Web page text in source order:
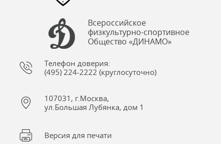
Всероссийское
физкультурно-спортивное
Общество «ДИНАМО»
Телефон доверия:
(495) 224-2222 (круглосуточно)
107031, г.Москва,
ул.Большая Лубянка, дом 1
Версия для печати